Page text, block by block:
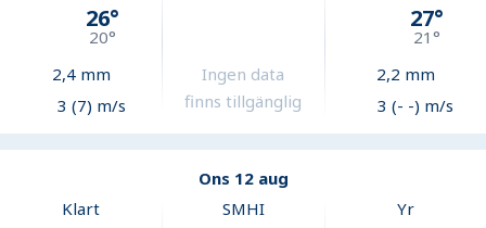
26°
20°
2,4mm
3 (7) m/s
Ingen data
finns tillgänglig
27°
21°
2,2 mm
3 (- -) m/s
Ons 12 aug
Klart
SMHI Yr